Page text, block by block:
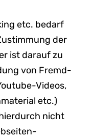
etc. bedarf
der
ist darauf zu
von Fremd-
Videos,
etc.)
nicht